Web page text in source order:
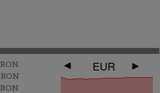
RON
RON
RON
EUR